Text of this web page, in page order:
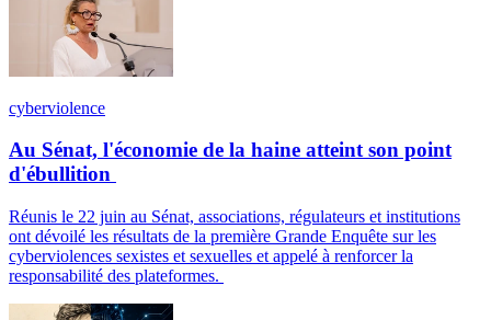
cyberviolence
Au Sénat, l'économie de la haine atteint son point
d'ébullition
Réunis le 22 juin au Sénat, associations, régulateurs et institutions
ont dévoilé les résultats de la première Grande Enquête sur les
cyberviolences sexistes et sexuelles et appelé à renforcer la
responsabilité des plateformes.